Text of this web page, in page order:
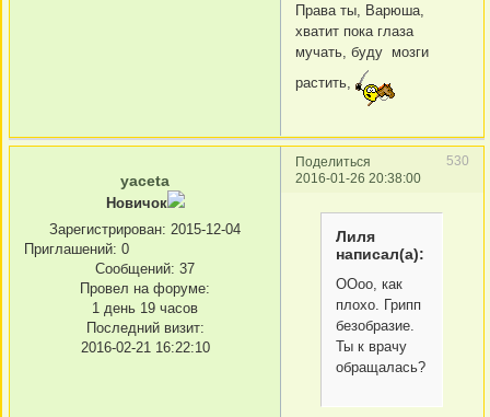
Права ты, Варюша,
хватит пока глаза
мучать, буду мозги
растить,
Поделиться
530
2016-01-26 20:38:00
yaceta
Новичок
Зарегистрирован: 2015-12-04
Приглашений: 0
Сообщений: 37
Провел на форуме:
1 день 19 часов
Последний визит:
2016-02-21 16:22:10
Лиля
написал(а):
ООоо, как
плохо. Грипп
безобразие.
Ты к врачу
обращалась?